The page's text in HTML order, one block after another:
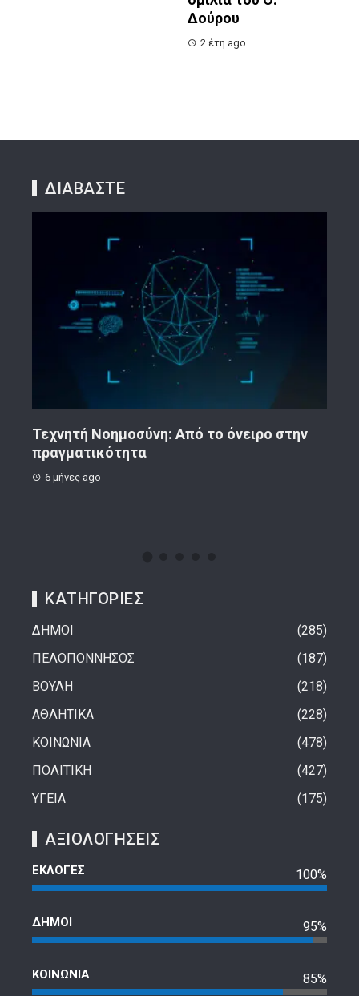
Δούρου
2 έτη ago
ΔΙΑΒΑΣΤΕ
Κορινθιακό Επιχειρείν – Ανακοίνωση
8 μήνες ago
ΚΑΤΗΓΟΡΙΕΣ
ΔΗΜΟΙ
285
ΠΕΛΟΠΟΝΝΗΣΟΣ
187
ΒΟΥΛΗ
218
ΑΘΛΗΤΙΚΑ
228
ΚΟΙΝΩΝΙΑ
478
ΠΟΛΙΤΙΚΗ
427
ΥΓΕΙΑ
175
ΑΞΙΟΛΟΓΗΣΕΙΣ
ΕΚΛΟΓΕΣ 100%
ΔΗΜΟΙ 95%
ΚΟΙΝΩΝΙΑ 85%